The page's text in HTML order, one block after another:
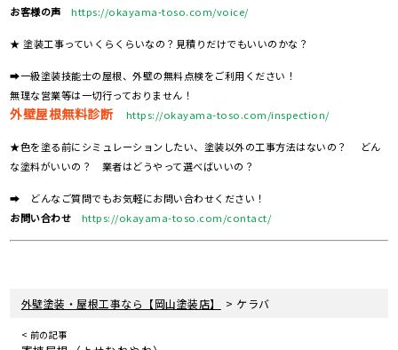
お客様の声
https://okayama-toso.com/voice/
★ 塗装工事っていくらくらいなの？見積りだけでもいいのかな？
➡一級塗装技能士の屋根、外壁の無料点検をご利用ください！
無理な営業等は一切行っておりません！
外壁屋根無料診断 https://okayama-toso.com/inspection/
★色を塗る前にシミュレーションしたい、塗装以外の工事方法はないの？ どん
な塗料がいいの？ 業者はどうやって選べばいいの？
➡ どんなご質問でもお気軽にお問い合わせください！
お問い合わせ
https://okayama-toso.com/contact/
外壁塗装・屋根工事なら【岡山塗装店】 > ケラバ
< 前の記事